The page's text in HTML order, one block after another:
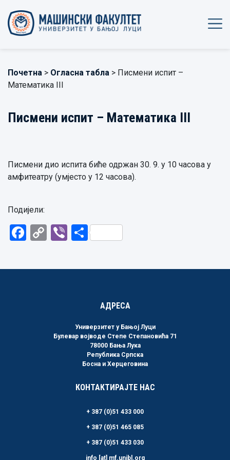
Почетна > Огласна табла > Писмени испит –
Математика III
Писмени испит – Математика III
Писмени дио испита биће одржан 30. 9. у 10 часова у
амфитеатру (умјесто у 12 часова).
Подијели:
Facebook
CopyViberShare
АДРЕСА
Универзитет у Бањој Луци
Булевар војводе Степе Степановића 71
78000 Бања Лука
Република Српска
Босна и Херцеговина
КОНТАКТИРАЈТЕ НАС
+ 387 (0)51 433 000
+ 387 (0)51 465 085
+ 387 (0)51 433 030
info [at] mf.unibl.org